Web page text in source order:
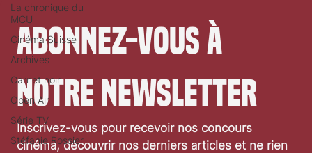
La chronique du
MCU
Cinéma Suisse
Archives
Carnet noir
Open Air
Série TV
Stéfanie Rossier
Abonnez-vous à
notre newsletter
Inscrivez-vous pour recevoir nos concours
cinéma, découvrir nos derniers articles et ne rien